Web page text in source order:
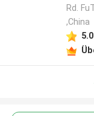
Rd.
,China
5.0